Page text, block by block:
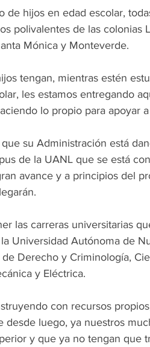
de hijos en edad escolar,
polivalentes de las colonias
Mónica y Monteverde.
tengan, mientras estén
les estamos entregando
lo propio para apoyar
su Administración está
de la UANL que se está
avance y a principios del
las carreras universitarias
Universidad Autónoma de
Derecho y Criminología,
y Eléctrica.
con recursos
desde luego, ya nuestros
y que ya no tengan que